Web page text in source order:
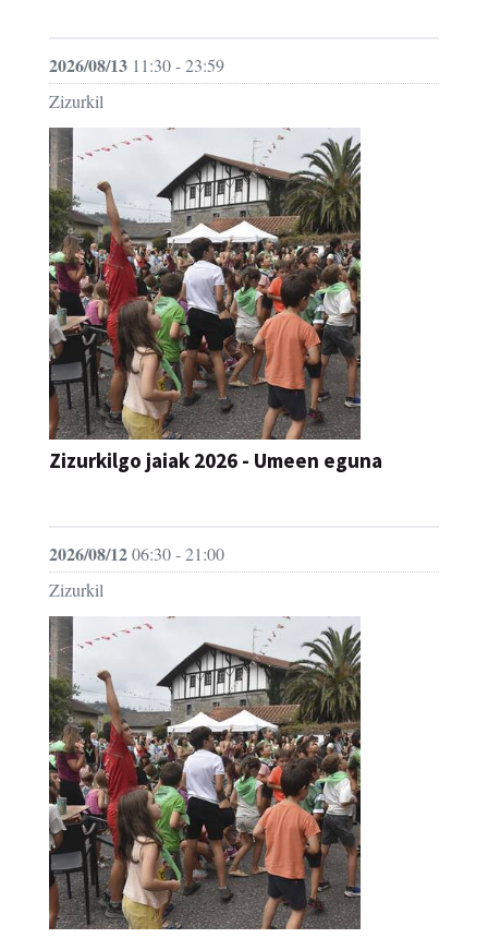
Zizurkilgo jaiak 2026 - Umeen eguna
Zizurkilgo jaiak 2026